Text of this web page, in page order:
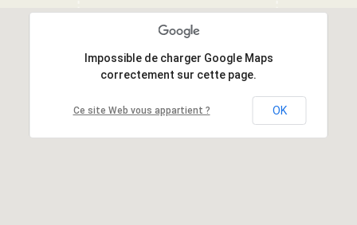
Impossible de charger Google Maps
correctement sur cette page.
Ce site Web vous appartient ? OK
Impossible de charger Google Maps
correctement sur cette page.
Ce site Web vous appartient ? OK